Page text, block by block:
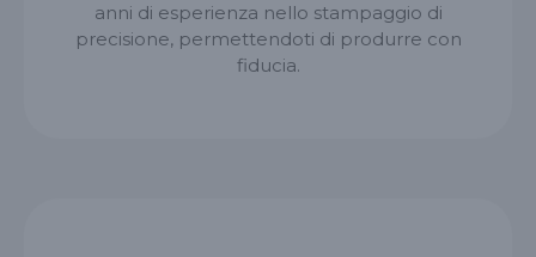
anni di esperienza nello stampaggio di
precisione, permettendoti di produrre con
fiducia.